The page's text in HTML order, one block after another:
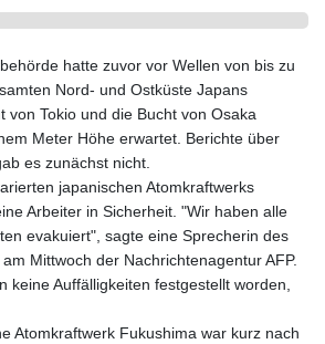
hatte zuvor vor Wellen von bis zu
Nord- und Ostküste Japans
von Tokio und die Bucht von Osaka
Meter Höhe erwartet. Berichte über
es zunächst nicht.
japanischen Atomkraftwerks
Arbeiter in Sicherheit. "Wir haben alle
evakuiert", sagte eine Sprecherin des
Mittwoch der Nachrichtenagentur AFP.
keine Auffälligkeiten festgestellt worden,
Atomkraftwerk Fukushima war kurz nach